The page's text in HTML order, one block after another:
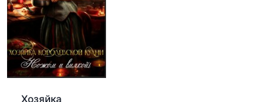
Хозяйка